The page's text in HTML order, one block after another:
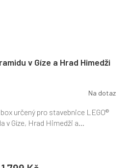
v Gíze a Hrad Himedži
Na dotaz
určený pro stavebnice LEGO®
v Gíze, Hrad Himedži a...